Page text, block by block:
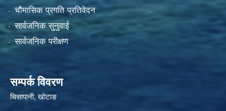
चौमासिक प्रगति प्रतिवेदन
सार्वजनिक सुनुवाई
सार्वजनिक परीक्षण
सम्पर्क विवरण
चिसापानी, खोटाङ